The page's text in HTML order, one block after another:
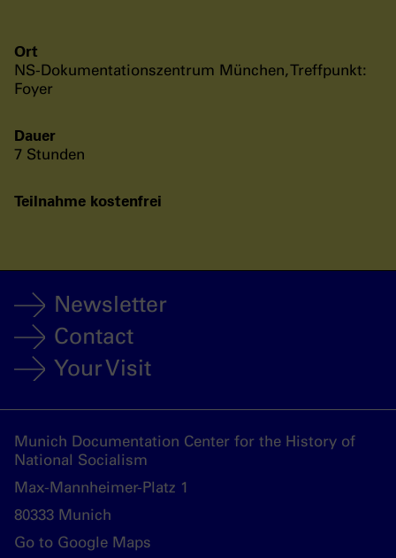
Ort
NS-Dokumentationszentrum München, Treffpunkt:
Foyer
Dauer
7 Stunden
Teilnahme kostenfrei
Newsletter
Contact
Your Visit
Munich Documentation Center for the History of
National Socialism
Max-Mannheimer-Platz 1
80333 Munich
Go to Google Maps